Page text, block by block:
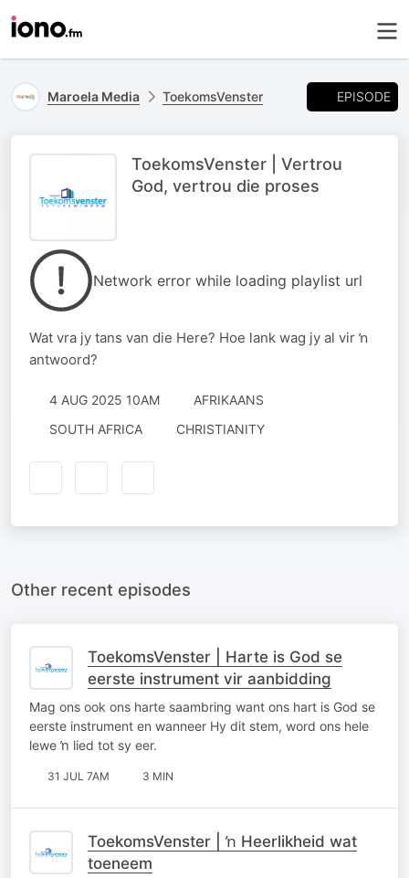
Maroela Media ToekomsVenster EPISODE
ToekomsVenster | Vertrou
God, vertrou die proses
Network error while loading playlist url
Wat vra jy tans van die Here? Hoe lank wag jy al vir ŉ
antwoord?
4 AUG 2025 10AM
AFRIKAANS
SOUTH AFRICA
CHRISTIANITY
Other recent episodes
ToekomsVenster | Harte is God se
eerste instrument vir aanbidding
Mag ons ook ons harte saambring want ons hart is God se
eerste instrument en wanneer Hy dit stem, word ons hele
lewe ŉ lied tot sy eer.
31 JUL 7AM 3 MIN
ToekomsVenster | ŉ Heerlikheid wat
toeneem